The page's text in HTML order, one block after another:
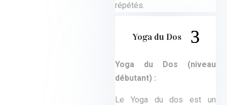
répétés.
Yoga du Dos
Yoga du Dos (niveau
débutant) :
Le Yoga du dos est un